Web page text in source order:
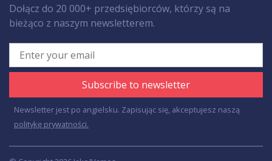
Dołącz do 20 000+ przedsiębiorców, którzy są na
bieżąco z naszym newsletterem.
Subscribe to newsletter
Newsletter jest po angielsku. Zapisując się, akceptujesz naszą
politykę prywatności.